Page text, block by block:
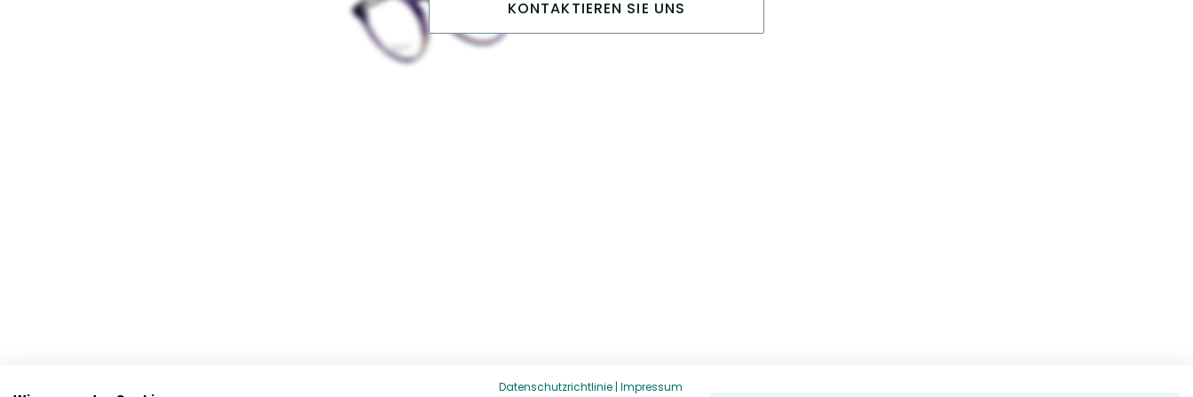
KONTAKTIEREN SIE UNS
Datenschutzrichtlinie | Impressum